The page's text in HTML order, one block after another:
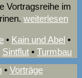
Vortragsreihe im
weiterlesen
• Kain und Abel •
Sintflut • Turmbau
• Vorträge